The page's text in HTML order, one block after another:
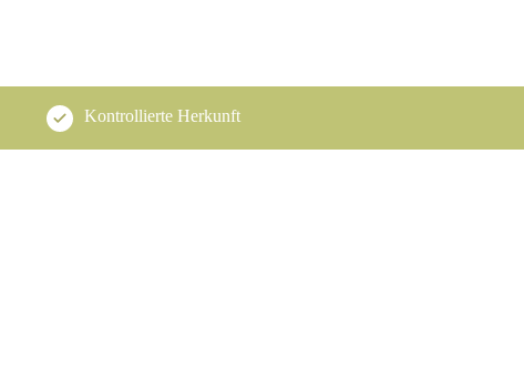
Kontrollierte Herkunft